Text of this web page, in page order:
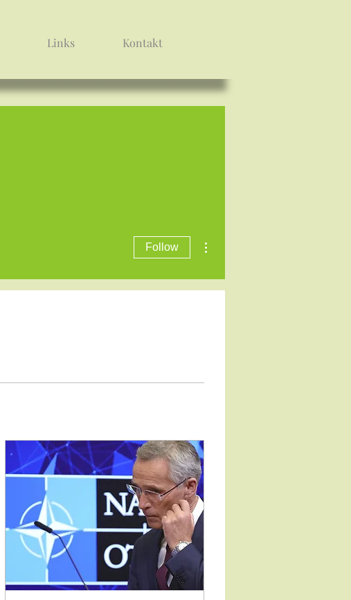
Links Kontakt
Follow